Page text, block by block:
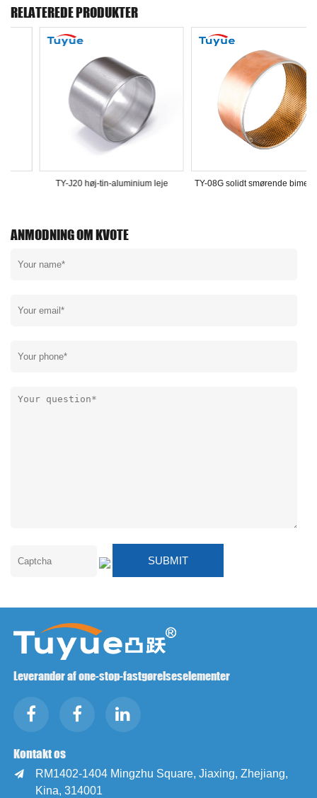
RELATEREDE PRODUKTER
TY-800M svejseflangeleje TY-J20 høj-tin-aluminium
ANMODNING OM KVOTE
Leverandør af one-stop-fastgørelseselementer
Kontakt os

RM1402-1404 Mingzhu Square, Jiaxing, Zhejiang,
Kina, 314001